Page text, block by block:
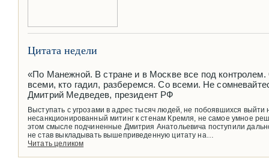
Цитата недели
«По Манежной. В стране и в Москве все под контролем.
всеми, кто гадил, разберемся. Со всеми. Не
Дмитрий Медведев, президент РФ
Выступать с угрозами в адрес тысяч людей, не побоявшихся выйти
несанкционированный митинг к стенам Кремля, не самое умное
этом смысле подчиненные Дмитрия Анатольевича поступили
не став выкладывать вышеприведенную цитату на…
Читать целиком